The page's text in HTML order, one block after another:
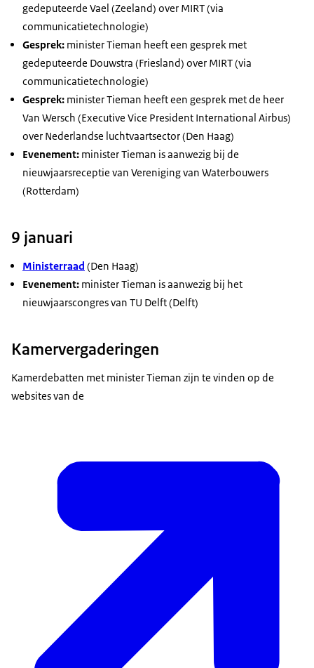
gedeputeerde Vael (Zeeland) over MIRT (via
communicatietechnologie)
Gesprek: minister Tieman heeft een gesprek met
gedeputeerde Douwstra (Friesland) over MIRT (via
communicatietechnologie)
Gesprek: minister Tieman heeft een gesprek met de heer
Van Wersch (Executive Vice President International Airbus)
over Nederlandse luchtvaartsector (Den Haag)
Evenement: minister Tieman is aanwezig bij de
nieuwjaarsreceptie van Vereniging van Waterbouwers
(Rotterdam)
9 januari
Ministerraad (Den Haag)
Evenement: minister Tieman is aanwezig bij het
nieuwjaarscongres van TU Delft (Delft)
Kamervergaderingen
Kamerdebatten met minister Tieman zijn te vinden op de
websites van de